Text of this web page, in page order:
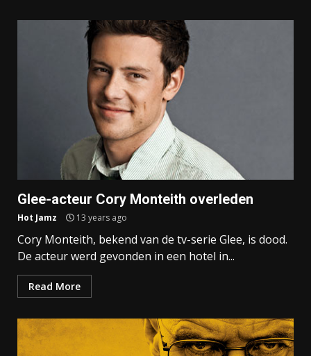
Glee-acteur Cory Monteith overleden
Hot Jamz 13 years ago
Cory Monteith, bekend van de tv-serie Glee, is dood.
De acteur werd gevonden in een hotel in...
Read More